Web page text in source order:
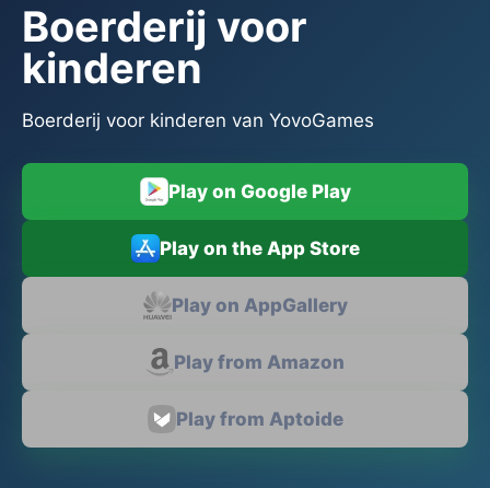
Boerderij voor
kinderen
Boerderij voor kinderen van YovoGames
Play on Google Play
Play on the App Store
Play on AppGallery
Play from Amazon
Play from Aptoide